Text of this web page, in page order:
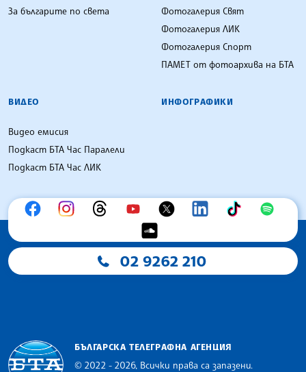
За българите по света
Фотогалерия Свят
Фотогалерия ЛИК
Фотогалерия Спорт
ПАМЕТ от фотоархива на БТА
ВИДЕО
Видео емисия
Подкаст БТА Час Паралели
Подкаст БТА Час ЛИК
ИНФОГРАФИКИ
02 9262 210
БЪЛГАРСКА ТЕЛЕГРАФНА АГЕНЦИЯ
© 2022 - 2026, Всички права са запазени.